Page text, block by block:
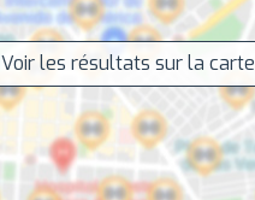
Voir les résultats sur la carte